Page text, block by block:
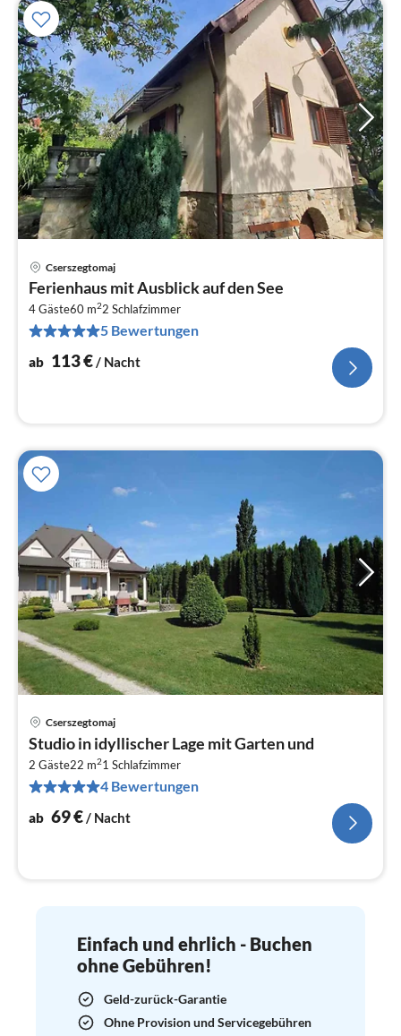
Cserszegtomaj
Ferienhaus mit Ausblick auf den See
4 Gäste60 m22 Schlafzimmer
5 Bewertungen
ab 113€/ Nacht
Cserszegtomaj
Studio in idyllischer Lage mit Garten und
2 Gäste22 m21 Schlafzimmer
4 Bewertungen
ab 69€/ Nacht
Einfach und ehrlich - Buchen
ohne Gebühren!
Geld-zurück-Garantie
Ohne Provision und Servicegebühren